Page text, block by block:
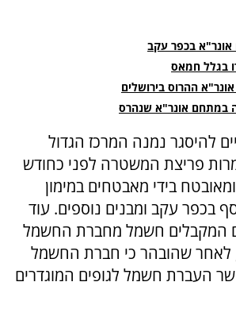
אונר"א בכפר עקב
ההרוס בירושלים
במתחם אונר"א שנהרס
להיסגר נמנה המרכז הגדול
פריצת המשטרה לפני כחודש
בידי מאבטחים במימון
בכפר עקב ומבנים נוספים. עוד
המקבלים חשמל מחברת החשמל
לאחר שהובהר כי חברת החשמל
העברת חשמל לגופים המוגדרים